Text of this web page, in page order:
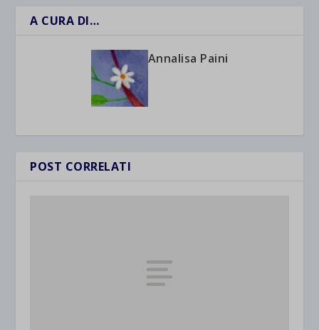
A CURA DI…
Annalisa Paini
POST CORRELATI